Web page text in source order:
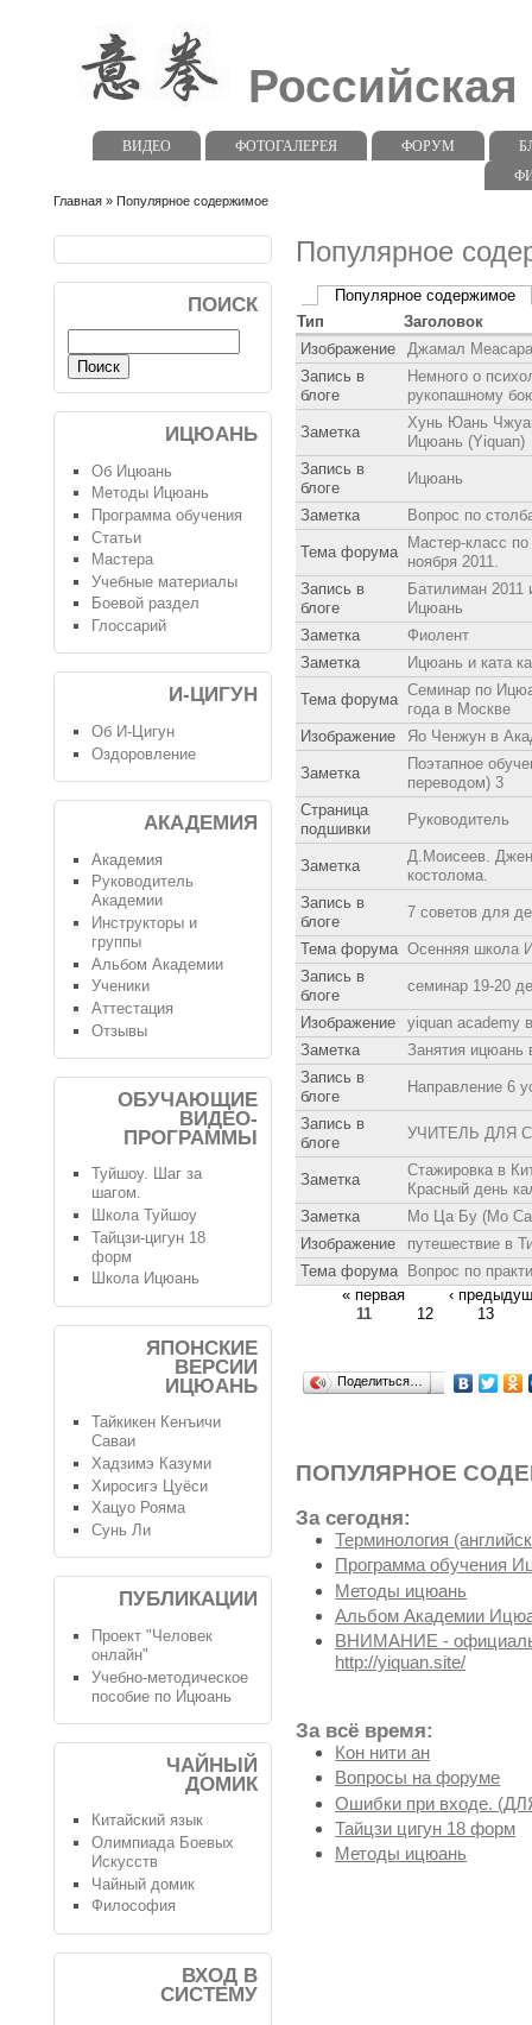
ВИДЕО ФОТОГАЛЕРЕЯ ФОРУМ
Главная » Популярное содержимое
Популярное
Популярное содержимое
Тип
Заголовок
Изображение
Джамал Меасара
Запись в
блоге
Немного о
рукопашному
Заметка
Хунь Юань
Ицюань (Yiquan)
Запись в
блоге
Ицюань
Заметка Вопрос по
Тема форума
Мастер-класс
ноября 2011.
Запись в
блоге
Батилиман 2011
Ицюань
Заметка
Фиолент
Заметка
Ицюань и ката
Тема форума
Семинар по
года в Москве
Изображение
Яо Ченжун в
Заметка
Поэтапное
переводом) 3
Страница
подшивки
Руководитель
Заметка
Д.Моисеев.
костолома.
Запись в
блоге
7 советов для
Тема форума Осенняя школа
Запись в
блоге
семинар 19-20
Изображение
yiquan academy
Заметка
Занятия ицюань
Запись в
блоге
Направление 6
Запись в
блоге
УЧИТЕЛЬ ДЛЯ
Заметка
Стажировка в
Красный день
Заметка
Мо Ца Бу (Mo
Изображение
путешествие в
Тема форума
Вопрос по
« первая
‹
11
12 13
Поделиться…
ПОПУЛЯРНОЕ
За сегодня:
Терминология
Программа обучения
Методы ицюань
Альбом Академии
ВНИМАНИЕ -
http://yiquan.site/
За всё время:
Кон нити ан
Вопросы на форуме
Ошибки при входе.
Тайцзи цигун 18 форм
Методы ицюань
ПОИСК
ИЦЮАНЬ
Об Ицюань
Методы Ицюань
Программа обучения
Статьи
Мастера
Учебные материалы
Боевой раздел
Глоссарий
И-ЦИГУН
Об И-Цигун
Оздоровление
АКАДЕМИЯ
Академия
Руководитель
Академии
Инструкторы и
группы
Альбом Академии
Ученики
Аттестация
Отзывы
ОБУЧАЮЩИЕ
ВИДЕО-
ПРОГРАММЫ
Туйшоу. Шаг за
шагом.
Школа Туйшоу
Тайцзи-цигун 18
форм
Школа Ицюань
ЯПОНСКИЕ
ВЕРСИИ
ИЦЮАНЬ
Тайкикен Кенъичи
Саваи
Хадзимэ Казуми
Хиросигэ Цуёси
Хацуо Рояма
Сунь Ли
ПУБЛИКАЦИИ
Проект "Человек
онлайн"
Учебно-методическое
пособие по Ицюань
ЧАЙНЫЙ
ДОМИК
Китайский язык
Олимпиада Боевых
Искусств
Чайный домик
Философия
ВХОД В
СИСТЕМУ